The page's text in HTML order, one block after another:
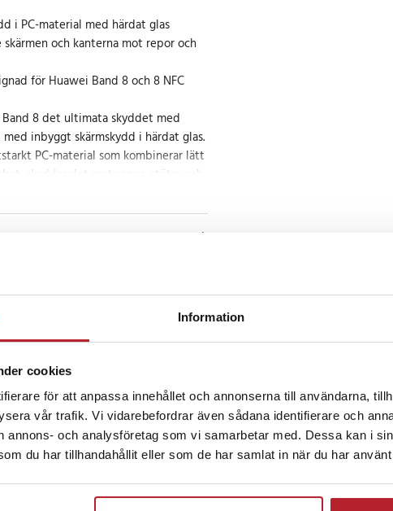
Information
cookies
för att anpassa innehållet och annonserna till användarna,
vår trafik. Vi vidarebefordrar även sådana identifierare och
annons- och analysföretag som vi samarbetar med. Dessa kan i
du har tillhandahållit eller som de har samlat in när du har
i PC-material med härdat glas
skärmen och kanterna mot repor och
för Huawei Band 8 och 8 NFC
8 det ultimata skyddet med
inbyggt skärmskydd i härdat glas.
PC-material som kombinerar lätt
skyddar det mot repor, stötar och
i härdat glas bibehåller
och klarhet, vilket säkerställer
är lätt att installera och ta bort utan
Den tunna designen gör att din
medan den ger maximalt skydd.
glas
Band 8 / 8 NFC
Fortsätt att fynda
Hem & Trädgård Rea Övrigt
Smartklockor & tillbehör Huawei Watch &